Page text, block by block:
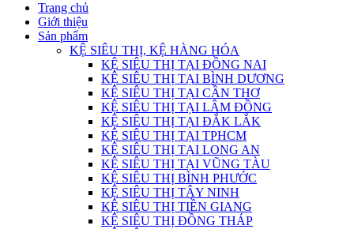
Trang chủ
Giới thiệu
Sản phẩm
KỆ SIÊU THỊ, KỆ HÀNG HÓA
KỆ SIÊU THỊ TẠI ĐỒNG NAI
KỆ SIÊU THỊ TẠI BÌNH DƯƠNG
KỆ SIÊU THỊ TẠI CẦN THƠ
KỆ SIÊU THỊ TẠI LÂM ĐỒNG
KỆ SIÊU THỊ TẠI ĐẮK LẮK
KỆ SIÊU THỊ TẠI TPHCM
KỆ SIÊU THỊ TẠI LONG AN
KỆ SIÊU THỊ TẠI VŨNG TÀU
KỆ SIÊU THỊ BÌNH PHƯỚC
KỆ SIÊU THỊ TÂY NINH
KỆ SIÊU THỊ TIỀN GIANG
KỆ SIÊU THỊ ĐỒNG THÁP